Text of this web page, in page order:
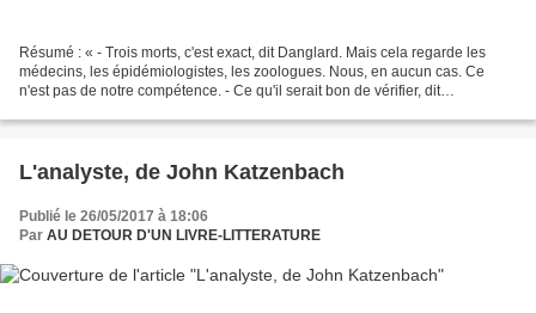
Résumé : « - Trois morts, c'est exact, dit Danglard. Mais cela regarde les
médecins, les épidémiologistes, les zoologues. Nous, en aucun cas. Ce
n'est pas de notre compétence. - Ce qu'il serait bon de vérifier, dit
L'analyste, de John Katzenbach
Publié le 26/05/2017 à 18:06
Par AU DETOUR D'UN LIVRE-LITTERATURE